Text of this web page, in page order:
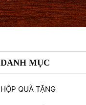
DANH MỤC
HỘP QUÀ TẶNG